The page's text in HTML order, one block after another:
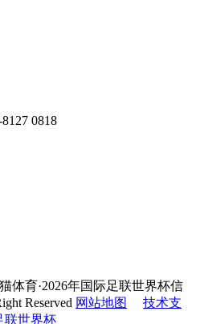
0818
体育·2026年国际足联世界杯信
Reserved 网站地图
技术支
联世界杯